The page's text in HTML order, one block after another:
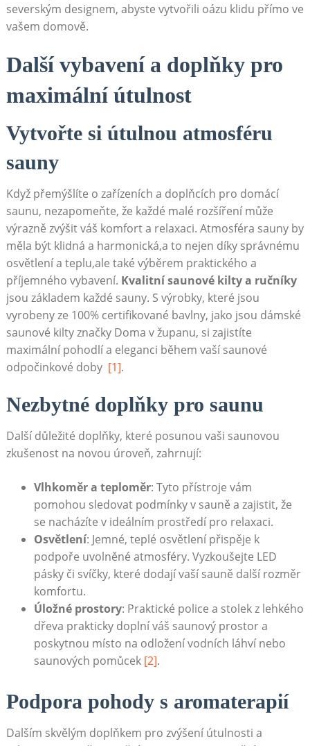
severským designem, abyste vytvořili oázu‍ klidu přímo ve
vašem ⁤domově.
Další vybavení a doplňky⁣ pro
maximální útulnost
Vytvořte ‌si útulnou ​atmosféru
⁣sauny
Když​ přemýšlíte o zařízeních⁣ a doplňcích ⁣pro domácí
saunu, nezapomeňte, že každé malé ​rozšíření⁢ může
výrazně⁢ zvýšit‌ váš‍ komfort a relaxaci. Atmosféra sauny by
⁤měla být klidná a harmonická,a to nejen‌ díky ‌správnému
osvětlení a teplu,ale také výběrem praktického ⁣a⁤
příjemného vybavení.⁤ Kvalitní saunové kilty ⁤a ručníky
jsou základem každé sauny. S výrobky, ⁤které jsou​
vyrobeny ze 100% certifikované bavlny, jako jsou dámské
‍saunové kilty ‌značky‍ Doma v županu, si zajistíte
maximální pohodlí a⁤ eleganci‍ během vaší saunové
odpočinkové doby ⁤ [1].
Nezbytné doplňky pro saunu
Další důležité doplňky, které posunou vaši saunovou
⁤zkušenost na novou úroveň, zahrnují:
Vlhkoměr a teploměr: Tyto⁣ přístroje vám
pomohou sledovat podmínky v sauně a zajistit,​ že
se nacházíte ⁤v ideálním prostředí pro relaxaci.
Osvětlení: Jemné, teplé osvětlení přispěje k
podpoře uvolněné atmosféry. Vyzkoušejte LED
pásky či svíčky, které dodají⁤ vaší sauně další rozměr
komfortu.
Úložné prostory: Praktické police a stolek z lehkého
⁢dřeva prakticky doplní váš saunový prostor‍ a
poskytnou místo na odložení vodních ‍láhví nebo
‍saunových pomůcek [2].
Podpora pohody ‍s ⁤aromaterapií
Dalším skvělým doplňkem pro‍ zvýšení útulnosti a‌